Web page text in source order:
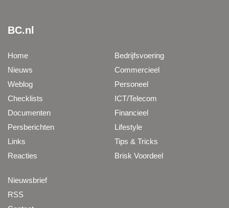
BC.nl
Home
Nieuws
Weblog
Checklists
Documenten
Persberichten
Links
Reacties
Bedrijfsvoering
Commercieel
Personeel
ICT/Telecom
Financieel
Lifestyle
Tips & Tricks
Brisk Voordeel
Nieuwsbrief
RSS